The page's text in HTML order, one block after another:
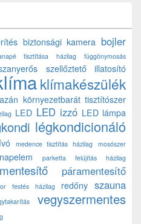
biztonsági kamera bojler
tisztítása házilag
függönymosás
szellőztető
illatosító
klímakészülék
környezetbarát tisztítószer
LED LED izzó LED lámpa
légkondicionáló
medence tisztítás házilag
mosószer
napelem
parketta felújítás házilag
páramentesítő
festés házilag redőny szauna
vegyszermentes